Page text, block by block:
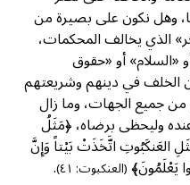
وهل نكون على بصيرة من
الذي يخالف المحكمات،
«السلام» أو «حقوق
الخلف في دينهم وشريعتهم
جميع الجهات، وما زال
وليحظى برضاه، ﴿مَثَلُ
العَنكَبُوتِ اتَّخَذَتْ بَيْتاً وَإِنَّ
يَعْلَمُونَ﴾(العنكبوت: ٤١)
.